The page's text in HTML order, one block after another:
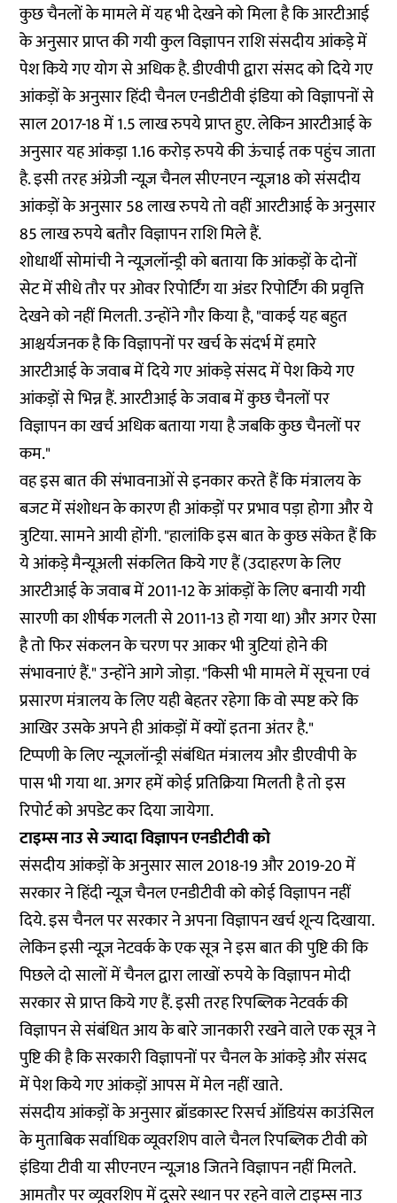
कुछ चैनलों के मामले में यह भी देखने को मिला है कि आरटीआई
के अनुसार प्राप्त की गयी कुल विज्ञापन राशि संसदीय आंकड़े में
पेश किये गए योग से अधिक है. डीएवीपी द्वारा संसद को दिये गए
आंकड़ों के अनुसार हिंदी चैनल एनडीटीवी इंडिया को विज्ञापनों से
साल 2017-18 में 1.5 लाख रुपये प्राप्त हुए. लेकिन आरटीआई के
अनुसार यह आंकड़ा 1.16 करोड़ रुपये की ऊंचाई तक पहुंच जाता
है. इसी तरह अंग्रेजी न्यूज़ चैनल सीएनएन न्यूज़18 को संसदीय
आंकड़ों के अनुसार 58 लाख रुपये तो वहीं आरटीआई के अनुसार
85 लाख रुपये बतौर विज्ञापन राशि मिले हैं.
शोधार्थी सोमांची ने न्यूज़लॉन्ड्री को बताया कि आंकड़ों के दोनों
सेट में सीधे तौर पर ओवर रिपोर्टिंग या अंडर रिपोर्टिंग की प्रवृत्ति
देखने को नहीं मिलती. उन्होंने गौर किया है, "वाकई यह बहुत
आश्चर्यजनक है कि विज्ञापनों पर खर्च के संदर्भ में हमारे
आरटीआई के जवाब में दिये गए आंकड़े संसद में पेश किये गए
आंकड़ों से भिन्न हैं. आरटीआई के जवाब में कुछ चैनलों पर
विज्ञापन का खर्च अधिक बताया गया है जबकि कुछ चैनलों पर
कम."
वह इस बात की संभावनाओं से इनकार करते हैं कि मंत्रालय के
बजट में संशोधन के कारण ही आंकड़ों पर प्रभाव पड़ा होगा और ये
त्रुटिया. सामने आयी होंगी. "हालांकि इस बात के कुछ संकेत हैं कि
ये आंकड़े मैन्यूअली संकलित किये गए हैं (उदाहरण के लिए
आरटीआई के जवाब में 2011-12 के आंकड़ों के लिए बनायी गयी
सारणी का शीर्षक गलती से 2011-13 हो गया था) और अगर ऐसा
है तो फिर संकलन के चरण पर आकर भी त्रुटियां होने की
संभावनाएं हैं." उन्होंने आगे जोड़ा. "किसी भी मामले में सूचना एवं
प्रसारण मंत्रालय के लिए यही बेहतर रहेगा कि वो स्पष्ट करे कि
आखिर उसके अपने ही आंकड़ों में क्यों इतना अंतर है."
टिप्पणी के लिए न्यूज़लॉन्ड्री संबंधित मंत्रालय और डीएवीपी के
पास भी गया था. अगर हमें कोई प्रतिक्रिया मिलती है तो इस
रिपोर्ट को अपडेट कर दिया जायेगा.
टाइम्स नाउ से ज्यादा विज्ञापन एनडीटीवी को
संसदीय आंकड़ों के अनुसार साल 2018-19 और 2019-20 में
सरकार ने हिंदी न्यूज़ चैनल एनडीटीवी को कोई विज्ञापन नहीं
दिये. इस चैनल पर सरकार ने अपना विज्ञापन खर्च शून्य दिखाया.
लेकिन इसी न्यूज़ नेटवर्क के एक सूत्र ने इस बात की पुष्टि की कि
पिछले दो सालों में चैनल द्वारा लाखों रुपये के विज्ञापन मोदी
सरकार से प्राप्त किये गए हैं. इसी तरह रिपब्लिक नेटवर्क की
विज्ञापन से संबंधित आय के बारे जानकारी रखने वाले एक सूत्र ने
पुष्टि की है कि सरकारी विज्ञापनों पर चैनल के आंकड़े और संसद
में पेश किये गए आंकड़ों आपस में मेल नहीं खाते.
संसदीय आंकड़ों के अनुसार ब्रॉडकास्ट रिसर्च ऑडियंस काउंसिल
के मुताबिक सर्वाधिक व्यूवरशिप वाले चैनल रिपब्लिक टीवी को
इंडिया टीवी या सीएनएन न्यूज़18 जितने विज्ञापन नहीं मिलते.
आमतौर पर व्यूवरशिप में दूसरे स्थान पर रहने वाले टाइम्स नाउ